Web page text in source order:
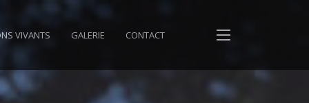
VIVANTS GALERIE CONTACT